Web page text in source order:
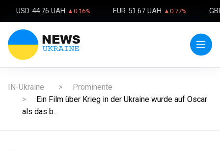
USD 44.76 UAH ▲0.16% EUR 51.67 UAH ▲0.77%
IN-Ukraine
Prominente
Ein Film über Krieg in der Ukraine wurde auf Oscar
als das b...